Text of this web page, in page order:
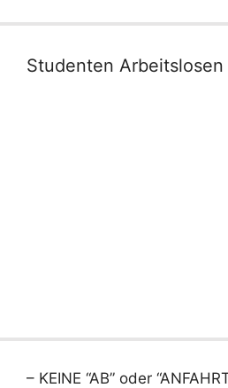
Studenten Arbeitslosen
– KEINE “AB” oder